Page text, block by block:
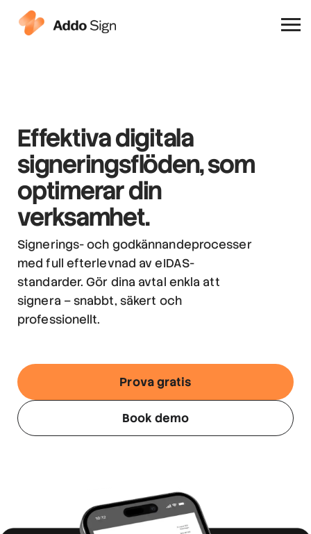
Varför Addo Sign
Effektiva digitala
signeringsflöden,som
optimerar din
verksamhet.
Signerings- och godkännandeprocesser
med full efterlevnad av eIDAS-
standarder. Gör dina avtal enkla att
signera – snabbt, säkert och
professionellt.
Prova gratis
Book demo